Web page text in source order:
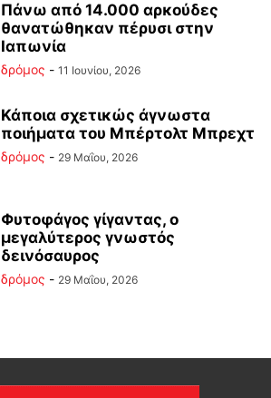
Πάνω από 14.000 αρκούδες
θανατώθηκαν πέρυσι στην
Ιαπωνία
δρόμος - 11 Ιουνίου, 2026
Κάποια σχετικώς άγνωστα
ποιήματα του Μπέρτολτ Μπρεχτ
δρόμος - 29 Μαΐου, 2026
Φυτοφάγος γίγαντας, ο
μεγαλύτερος γνωστός
δεινόσαυρος
δρόμος - 29 Μαΐου, 2026